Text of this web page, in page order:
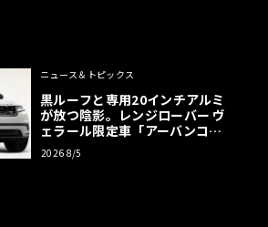
ニュース＆トピックス
黒ルーフと専用20インチアルミ
が放つ陰影。レンジローバー ヴ
ェラール限定車「アーバンコン
トラスト・エディション」登場
2026 8/5